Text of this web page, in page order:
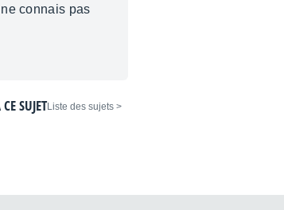
connais pas
< Liste des sujets
SUJET